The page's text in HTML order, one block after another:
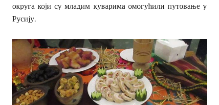
округа који су младим куварима омогућили путовање у
Русију.